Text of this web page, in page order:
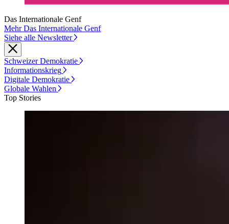
Das Internationale Genf
Mehr Das Internationale Genf
Siehe alle Newsletter
Schweizer Demokratie
Informationskrieg
Digitale Demokratie
Globale Wahlen
Top Stories